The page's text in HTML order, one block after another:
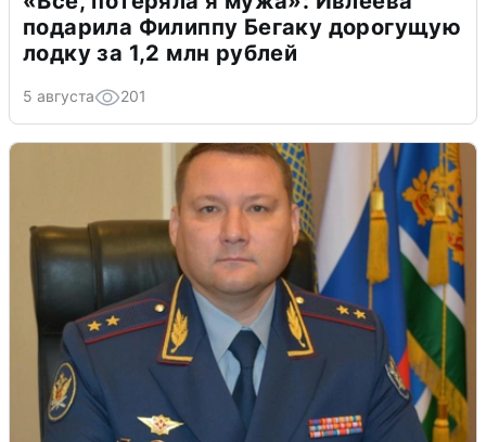
подарила Филиппу Бегаку дорогущую
лодку за 1,2 млн рублей
5 августа 201